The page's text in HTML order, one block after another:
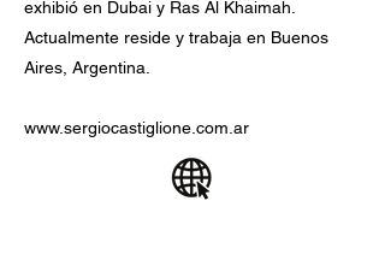
exhibió en Dubai y Ras Al Khaimah.
Actualmente reside y trabaja en Buenos
Aires, Argentina.
www.sergiocastiglione.com.ar